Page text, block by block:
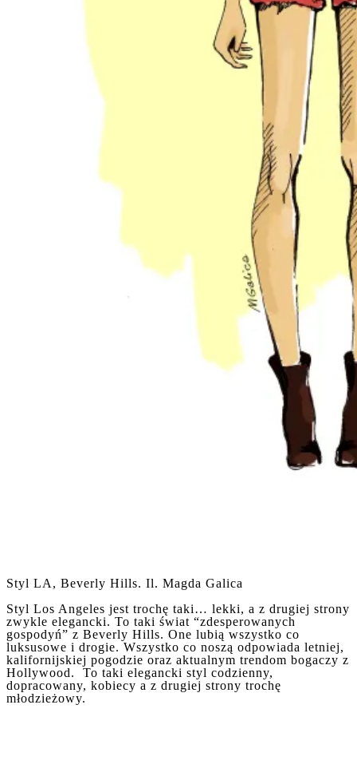
Styl LA, Beverly Hills. Il. Magda Galica
Styl Los Angeles jest trochę taki… lekki, a z drugiej strony
zwykle elegancki. To taki świat “zdesperowanych
gospodyń” z Beverly Hills. One lubią wszystko co
luksusowe i drogie. Wszystko co noszą odpowiada letniej,
kalifornijskiej pogodzie oraz aktualnym trendom bogaczy z
Hollywood. To taki elegancki styl codzienny,
dopracowany, kobiecy a z drugiej strony trochę
młodzieżowy.